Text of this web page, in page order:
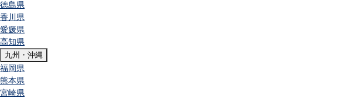
徳島県
香川県
愛媛県
高知県
九州・沖縄
福岡県
熊本県
宮崎県